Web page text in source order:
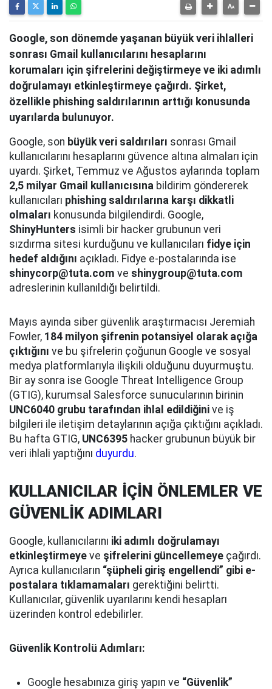
Google, son dönemde yaşanan büyük veri ihlalleri
sonrası Gmail kullanıcılarını hesaplarını
korumaları için şifrelerini değiştirmeye ve iki adımlı
doğrulamayı etkinleştirmeye çağırdı. Şirket,
özellikle phishing saldırılarının arttığı konusunda
uyarılarda bulunuyor.
Google, son büyük veri saldırıları sonrası Gmail
kullanıcılarını hesaplarını güvence altına almaları için
uyardı. Şirket, Temmuz ve Ağustos aylarında toplam
2,5 milyar Gmail kullanıcısına bildirim göndererek
kullanıcıları phishing saldırılarına karşı dikkatli
olmaları konusunda bilgilendirdi. Google,
ShinyHunters isimli bir hacker grubunun veri
sızdırma sitesi kurduğunu ve kullanıcıları fidye için
hedef aldığını açıkladı. Fidye e-postalarında ise
shinycorp@tuta.com ve shinygroup@tuta.com
adreslerinin kullanıldığı belirtildi.
Mayıs ayında siber güvenlik araştırmacısı Jeremiah
Fowler, 184 milyon şifrenin potansiyel olarak açığa
çıktığını ve bu şifrelerin çoğunun Google ve sosyal
medya platformlarıyla ilişkili olduğunu duyurmuştu.
Bir ay sonra ise Google Threat Intelligence Group
(GTIG), kurumsal Salesforce sunucularının birinin
UNC6040 grubu tarafından ihlal edildiğini ve iş
bilgileri ile iletişim detaylarının açığa çıktığını açıkladı.
Bu hafta GTIG, UNC6395 hacker grubunun büyük bir
veri ihlali yaptığını duyurdu.
KULLANICILAR İÇİN ÖNLEMLER VE
GÜVENLİK ADIMLARI
Google, kullanıcılarını iki adımlı doğrulamayı
etkinleştirmeye ve şifrelerini güncellemeye çağırdı.
Ayrıca kullanıcıların “şüpheli giriş engellendi” gibi e-
postalara tıklamamaları gerektiğini belirtti.
Kullanıcılar, güvenlik uyarılarını kendi hesapları
üzerinden kontrol edebilirler.
Güvenlik Kontrolü Adımları:
Google hesabınıza giriş yapın ve “Güvenlik”